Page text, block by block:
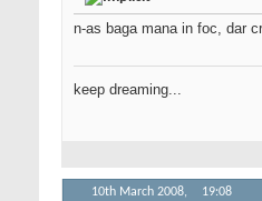
n-as baga mana in foc, dar
keep dreaming...
10th March 2008, 19:08